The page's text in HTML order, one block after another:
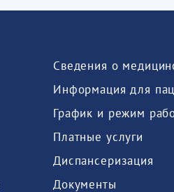
Информация для
График и режим
Платные услуги
Диспансеризация
Документы